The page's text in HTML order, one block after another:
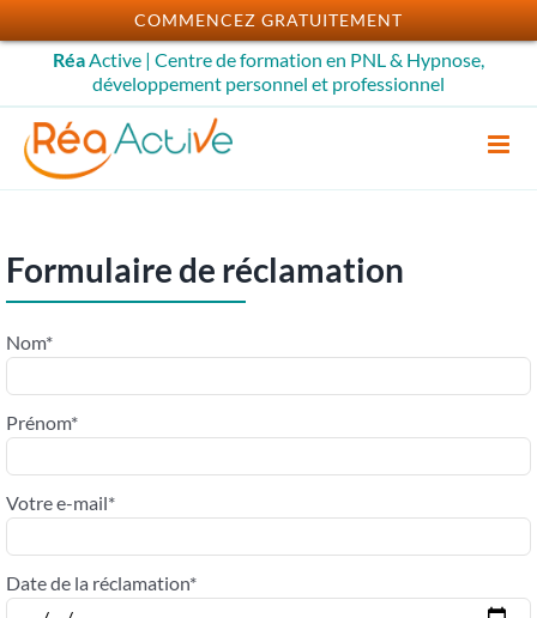
Passer
au
contenu
RéaActive | Centre de formation en PNL & Hypnose,
développement personnel et professionnel
Formulaire de réclamation
Nom*
Prénom*
Votre e-mail*
Date de la réclamation*
COMMENCEZ GRATUITEMENT